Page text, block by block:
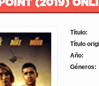
Título:
Título
Año:
Géneros: